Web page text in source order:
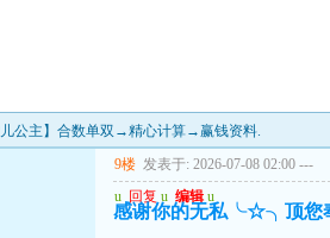
儿公主】合数单双→精心计算→赢钱资料.
9楼 发表于: 2026-07-08 02:00 ---
u 回复 u 编辑 u
感谢你的无私╰☆╮顶